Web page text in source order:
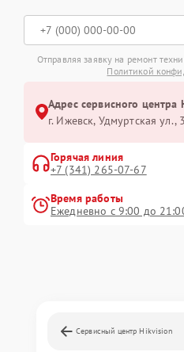
Отправляя заявку на ремонт
Политикой
Адрес сервисного
г. Ижевск, Удмуртская ул.,
Горячая линия
+7 (341) 265-07-67
Время работы
Ежедневно с 9:00 до
Сервисный центр Hikvision